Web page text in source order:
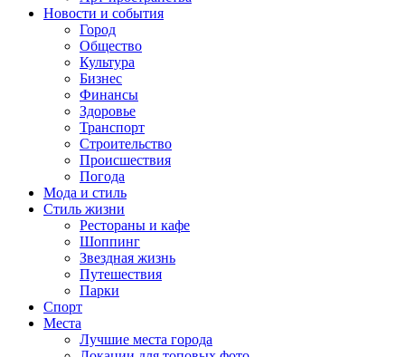
Новости и события
Город
Общество
Культура
Бизнес
Финансы
Здоровье
Транспорт
Строительство
Происшествия
Погода
Мода и стиль
Стиль жизни
Рестораны и кафе
Шоппинг
Звездная жизнь
Путешествия
Парки
Спорт
Места
Лучшие места города